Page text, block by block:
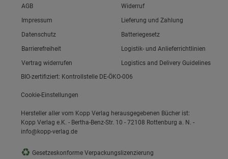
Link zum/zur
AGB
Link zum/zur
Impressum
Link zum/zur
Datenschutz
Link zum/zur
Barrierefreiheit
Vertrag widerrufen
Widerruf
Lieferung und Zahlung
Batteriegesetz
Logistik- und Anlieferrichtlinien
Logistics and Delivery Guidelines
BIO-zertifiziert: Kontrollstelle DE-ÖKO-006
Cookie-Einstellungen
Hersteller aller vom Kopp Verlag herausgegebenen Bücher ist:
Kopp Verlag e.K. - Bertha-Benz-Str. 10 - 72108 Rottenburg a. N. -
info@kopp-verlag.de
♻ Gesetzeskonforme Verpackungslizenzierung
Gruppe